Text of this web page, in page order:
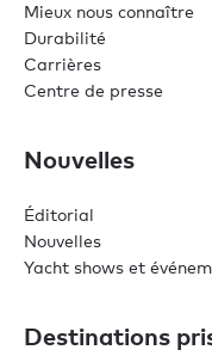
Mieux nous connaître
Durabilité
Carrières
Centre de presse
Nouvelles
Éditorial
Nouvelles
Yacht shows et
Destinations